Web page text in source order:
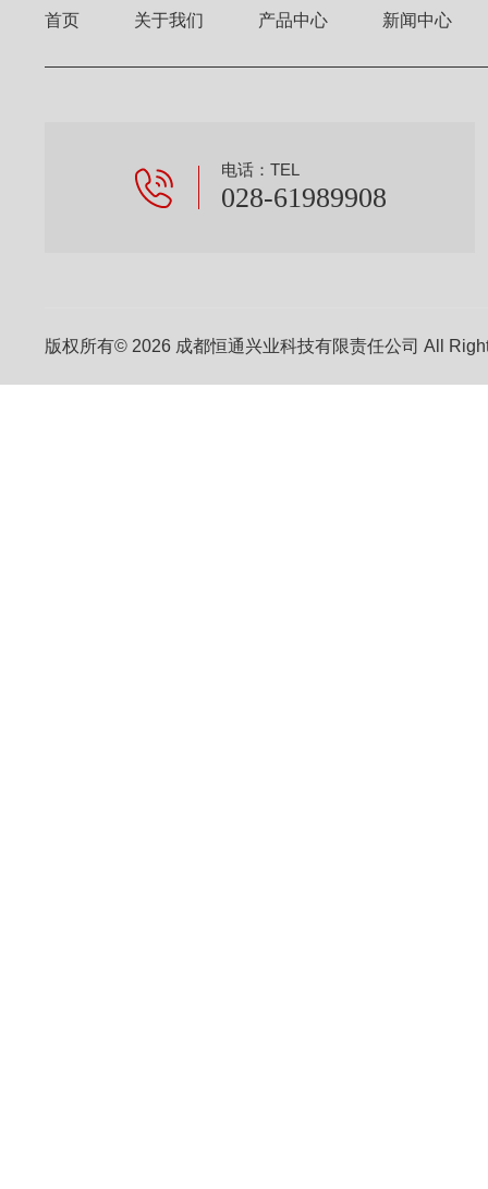
首页 关于我们 产品中心 新闻中心
电话：TEL
028-61989908
版权所有© 2026 成都恒通兴业科技有限责任公司 All